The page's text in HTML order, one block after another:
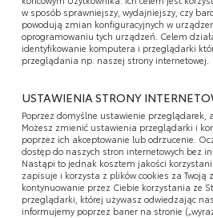
w sposób sprawniejszy, wydajniejszy, czy
powodują zmian konfiguracyjnych w
oprogramowaniu tych urządzeń. Celem
identyfikowanie komputera i przeglądarki
przeglądania np. naszej strony internetowej.
USTAWIENIA STRONY
Poprzez domyślne ustawienie przeglądarek,
Możesz zmienić ustawienia przeglądarki i
poprzez ich akceptowanie lub odrzucenie.
dostęp do naszych stron internetowych bez
Nastąpi to jednak kosztem jakości
zapisuje i korzysta z plików cookies za Twoją
kontynuowanie przez Ciebie korzystania ze
przeglądarki, której używasz odwiedzając
informujemy poprzez baner na stronie